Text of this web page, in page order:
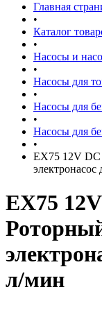
Главная
•
Каталог
•
Насосы и
•
Насосы для
•
Насосы для
•
Насосы для
•
EX75 12V
EX75
л/мин